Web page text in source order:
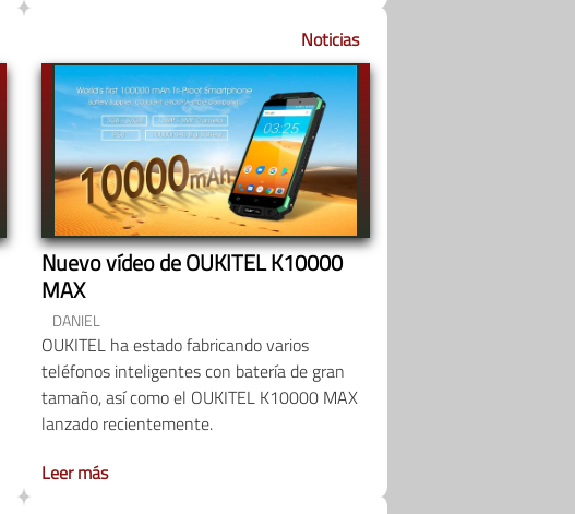
Noticias
Nuevo vídeo de OUKITEL K10000
MAX
DANIEL
OUKITEL ha estado fabricando varios
teléfonos inteligentes con batería de gran
tamaño, así como el OUKITEL K10000 MAX
lanzado recientemente.
Leer más